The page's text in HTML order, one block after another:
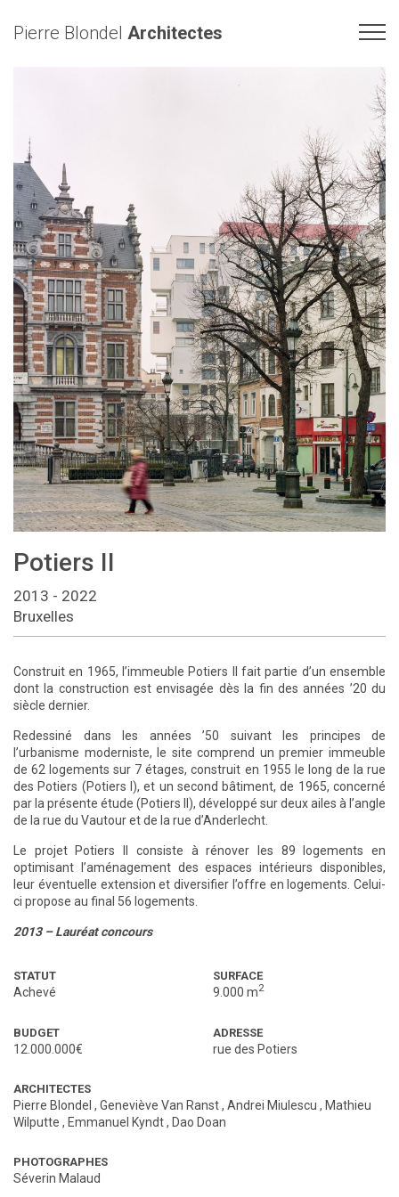
Pierre Blondel Architectes
Potiers II
2013 - 2022
Bruxelles
Construit en 1965, l’immeuble Potiers II fait partie d’un ensemble
dont la construction est envisagée dès la fin des années ’20 du
siècle dernier.
Redessiné dans les années ’50 suivant les principes de
l’urbanisme moderniste, le site comprend un premier immeuble
de 62 logements sur 7 étages, construit en 1955 le long de la rue
des Potiers (Potiers I), et un second bâtiment, de 1965, concerné
par la présente étude (Potiers II), développé sur deux ailes à l’angle
de la rue du Vautour et de la rue d’Anderlecht.
Le projet Potiers II consiste à rénover les 89 logements en
optimisant l’aménagement des espaces intérieurs disponibles,
leur éventuelle extension et diversifier l’offre en logements. Celui-
ci propose au final 56 logements.
2013 – Lauréat concours
STATUT
Achevé
SURFACE
9.000 m2
BUDGET
12.000.000€
ADRESSE
rue des Potiers
ARCHITECTES
Pierre Blondel , Geneviève Van Ranst, Andrei Miulescu , Mathieu
Wilputte , Emmanuel Kyndt, Dao Doan
PHOTOGRAPHES
Séverin Malaud